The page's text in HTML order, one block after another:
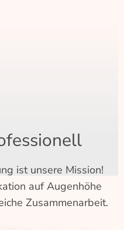
ist unsere Mission!
auf Augenhöhe
Zusammenarbeit.